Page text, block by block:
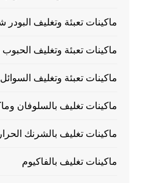
ماكينات تعبئة وتغليف البودر
ماكينات تعبئة وتغليف الحبوب
ماكينات تعبئة وتغليف
ماكينات تغليف بالسلوفان
ماكينات تغليف بالشرنك
ماكينات تغليف بالفاكيوم